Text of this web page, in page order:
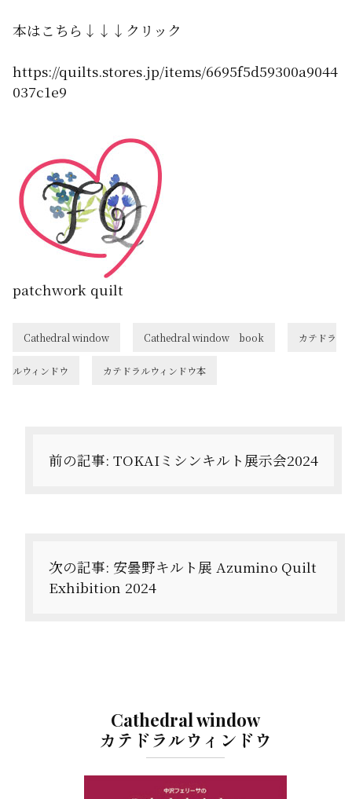
本はこちら↓↓↓クリック
https://quilts.stores.jp/items/6695f5d59300a9044
037c1e9
patchwork quilt
Cathedral window Cathedral window book カテドラ
ルウィンドウ カテドラルウィンドウ本
前の記事: TOKAIミシンキルト展示会2024
次の記事: 安曇野キルト展 Azumino Quilt
Exhibition 2024
Cathedral window
カテドラルウィンドウ